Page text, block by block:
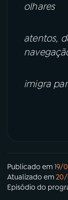
olhares
atentos,
imigra
Publicado em19/
Atualizado em
Episódio do